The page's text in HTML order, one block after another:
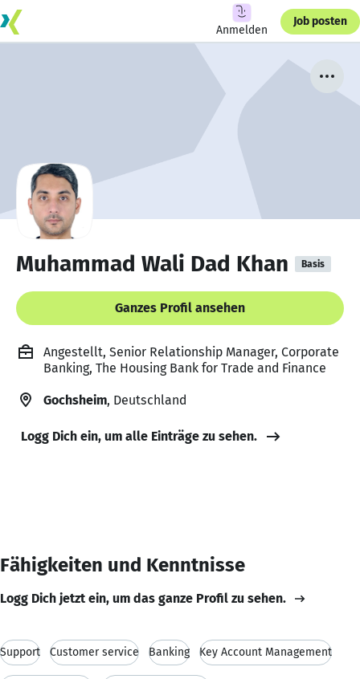
Anmelden
Job posten
Muhammad Wali Dad Khan Basis
Ganzes Profil ansehen
Angestellt, Senior Relationship Manager, Corporate
Banking, The Housing Bank for Trade and Finance
Gochsheim, Deutschland
Logg Dich ein, um alle Einträge zu sehen.
Fähigkeiten und Kenntnisse
Logg Dich jetzt ein, um das ganze Profil zu sehen.
Support Customer service Banking Key Account Management